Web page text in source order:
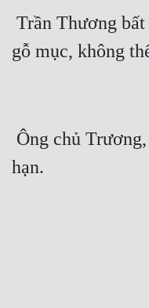
gỗ mục, không
hạn.